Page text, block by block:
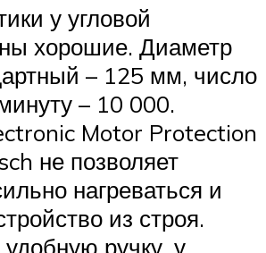
у угловой
хорошие. Диаметр
– 125 мм, число
– 10 000.
Motor Protection
не позволяет
нагреваться и
из строя.
ручку, у